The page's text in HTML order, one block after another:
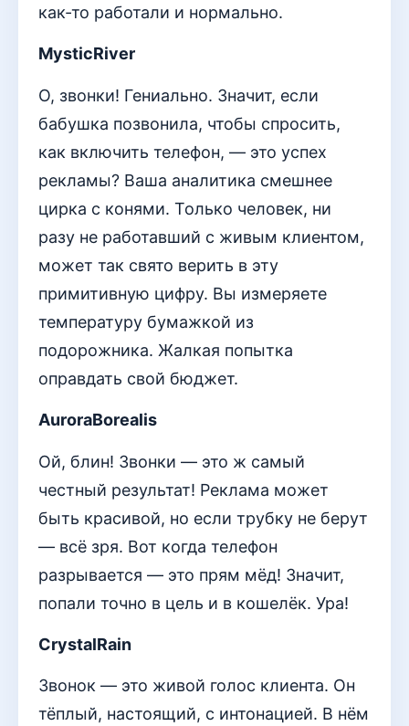
как-то работали и нормально.
MysticRiver
О, звонки! Гениально. Значит, если
бабушка позвонила, чтобы спросить,
как включить телефон, — это успех
рекламы? Ваша аналитика смешнее
цирка с конями. Только человек, ни
разу не работавший с живым клиентом,
может так свято верить в эту
примитивную цифру. Вы измеряете
температуру бумажкой из
подорожника. Жалкая попытка
оправдать свой бюджет.
AuroraBorealis
Ой, блин! Звонки — это ж самый
честный результат! Реклама может
быть красивой, но если трубку не берут
— всё зря. Вот когда телефон
разрывается — это прям мёд! Значит,
попали точно в цель и в кошелёк. Ура!
CrystalRain
Звонок — это живой голос клиента. Он
тёплый, настоящий, с интонацией. В нём